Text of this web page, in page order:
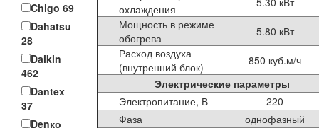
Chigo 69
Dahatsu
28
Daikin
462
Dantex
37
Denко
охлаждения
Мощность в режиме
обогрева
5.80 кВт
Расход воздуха
(внутренний блок)
850 куб.м/ч
Электрические параметры
Электропитание, В
220
Фаза
однофазный